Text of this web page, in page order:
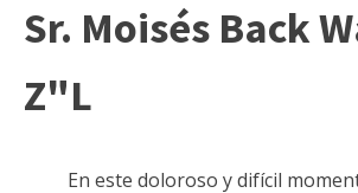
Sr. Moisés Back
Z"L
En este doloroso y difícil